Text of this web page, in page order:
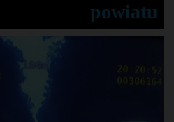
e
n
powiatu